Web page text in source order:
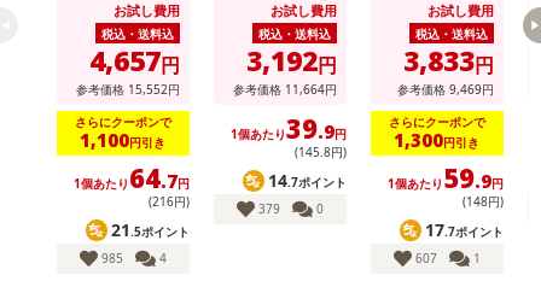
あらかじめご了承いただいた上でお申込みください。なお、本理由
によるお申込み後のキャンセル・返品交換は対応いたしかねます。
【お支払いについて】
※送料はお試し費用に含まれております。
※d払い、PayPay、au PAY、au PAY（auかんたん決済）、ソフトバ
ンクまとめて支払い、楽天ペイ、メルペイ、AEON Pay、Amazon
Payでお支払いの場合、決済のため外部サイトへ遷移します。
※予約商品は決済手段ごとに定められた決済期限日にお支払いを完
了することがございます。ご了承いただいたうえでお申し込みくだ
ト風味 100gお試し費用
税込・送料込
4,657円
参考価格 15,552円
さらにクーポンで
1,100円引き
1個あたり 64.7円
(216円)
21.5ポイント
985
4
ベビースターラーメ
ン コクうまチキン
味 64g
お試し費用
税込・送料込
3,192円
参考価格 11,664円
1個あたり39.9円
(145 .8円)
14.7ポイント
379
0
お試し費用
税込・送料込
3,833円
参考価格 9,469円
さらにクーポンで
1,300円引き
1個あたり 59.9円
(148円)
17.7ポイント
607
1